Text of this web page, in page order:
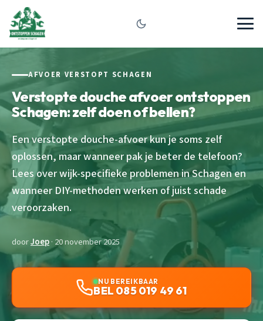
AFVOER VERSTOPT SCHAGEN
Verstopte douche afvoer ontstoppen
Schagen: zelf doen of bellen?
Een verstopte douche-afvoer kun je soms zelf
oplossen, maar wanneer pak je beter de telefoon?
Lees over wijk-specifieke problemen in Schagen en
wanneer DIY-methoden werken of juist schade
veroorzaken.
doorJoep· 20 november 2025
NU BEREIKBAAR
BEL 085 019 49 61